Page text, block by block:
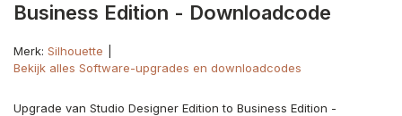
Business Edition - Downloadcode
Merk: Silhouette
Bekijk alles Software-upgrades en downloadcodes
Upgrade van Studio Designer Edition to Business Edition -